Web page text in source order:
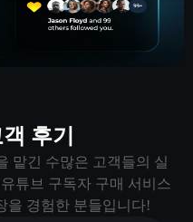
후기
맡긴 수많은 고객들의 실
튜브 구독자 구매 서비스
을 경험한 분들입니다!